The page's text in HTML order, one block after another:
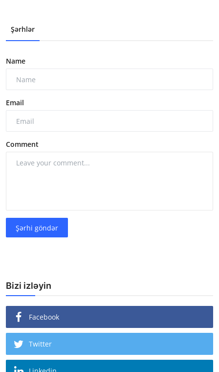
Şərhlər
Name
Email
Comment
Şərhi göndər
Bizi izləyin
Facebook
Twitter